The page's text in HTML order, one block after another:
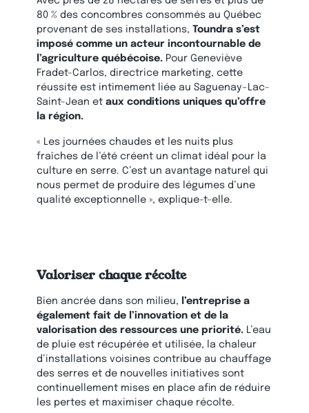
80 % des concombres consommés au Québec
provenant de ses installations, Toundra s’est
imposé comme un acteur incontournable de
l’agriculture québécoise. Pour Geneviève
Fradet-Carlos, directrice marketing, cette
réussite est intimement liée au Saguenay–Lac-
Saint-Jean etaux conditions uniques qu’offre
la région.
« Les journées chaudes et les nuits plus
fraîches de l’été créent un climat idéal pour la
culture en serre. C’est un avantage naturel qui
nous permet de produire des légumes d’une
qualité exceptionnelle », explique-t-elle.
Valoriser chaque récolte
Bien ancrée dans son milieu,
l’entreprise a
également fait de l’innovation et de la
valorisation des ressources une priorité. L’eau
de pluie est récupérée et utilisée, la chaleur
d’installations voisines contribue au chauffage
des serres et de nouvelles initiatives sont
continuellement mises en place afin de réduire
les pertes et maximiser chaque récolte.